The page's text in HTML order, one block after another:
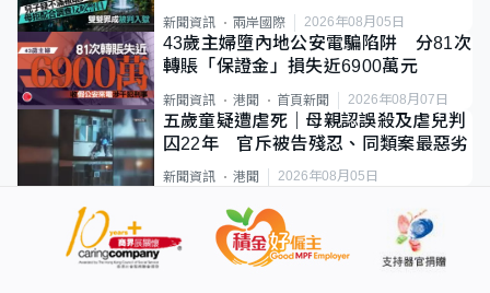
新聞資訊 兩岸國際 2026年08月05日
43歲主婦墮內地公安電騙陷阱 分81次
轉賬「保證金」損失近6900萬元
新聞資訊 港聞 首頁新聞 2026年08月07日
五歲童疑遭虐死｜母親認誤殺及虐兒判
囚22年 官斥被告殘忍、同類案最惡劣
新聞資訊 港聞 2026年08月05日